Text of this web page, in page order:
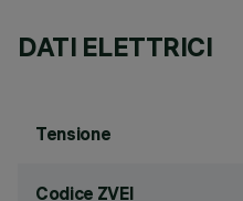
DATI ELETTRICI
Tensione
Codice ZVEI